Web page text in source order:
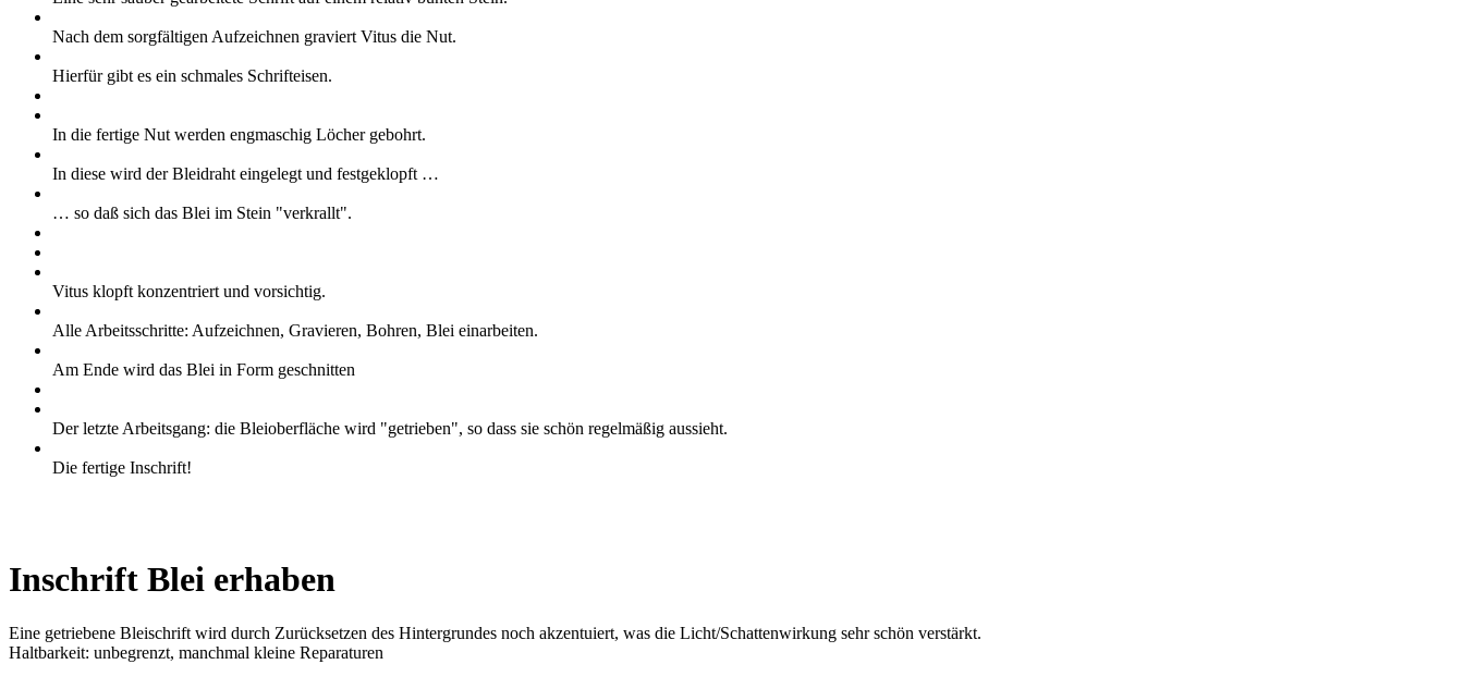
Nach dem sorgfältigen Aufzeichnen graviert Vitus die Nut.
Hierfür gibt es ein schmales Schrifteisen.
In die fertige Nut werden engmaschig Löcher gebohrt.
In diese wird der Bleidraht eingelegt und festgeklopft …
… so daß sich das Blei im Stein "verkrallt".
Vitus klopft konzentriert und vorsichtig.
Alle Arbeitsschritte: Aufzeichnen, Gravieren, Bohren, Blei einarbeiten.
Am Ende wird das Blei in Form geschnitten
Der letzte Arbeitsgang: die Bleioberfläche wird "getrieben", so dass sie schön regelmäßig aussieht.
Die fertige Inschrift!
Inschrift Blei erhaben
Eine getriebene Bleischrift wird durch Zurücksetzen des Hintergrundes noch akzentuiert, was die Licht/Schattenwirkung sehr schön verstärkt.
Haltbarkeit: unbegrenzt, manchmal kleine Reparaturen